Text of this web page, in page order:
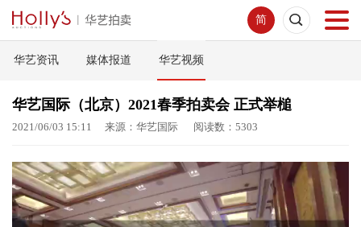
简
首页
拍卖预展
网络拍卖
华艺资讯 媒体报道 华艺视频
华艺国际（北京）2021春季拍卖会 正式举槌
2021/06/03 15:11 来源：华艺国际 阅读数：5303